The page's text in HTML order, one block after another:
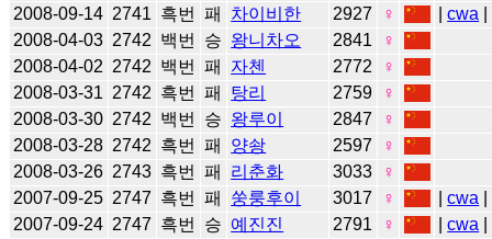
2008-09-14 2741 흑번 패 차이비한 2927 ♀ |cwa
2008-04-03 2742 백번 승 왕니차오 2841
♀
2008-04-02 2742 백번 패 자첸 2772
♀
2008-03-31 2742 흑번 패 탕리 2759
♀
2008-03-30 2742 백번 승 왕루이 2847
♀
2008-03-28 2742 흑번 패 양솽 2597
♀
2008-03-26 2743 흑번 패 리춘화 3033
♀
2007-09-25 2747 흑번 패 쑹룽후이 3017 ♀ |cwa
2007-09-24 2747 흑번 승 예진진 2791 ♀ |cwa